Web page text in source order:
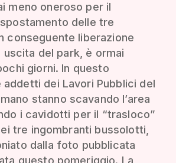
meno oneroso per il
delle tre
conseguente liberazione
uscita del park, è ormai
giorni. In questo
addetti dei Lavori Pubblici del
stanno scavando l’area
i cavidotti per il “trasloco”
tre ingombranti bussolotti,
dalla foto pubblicata
questo pomeriggio. La